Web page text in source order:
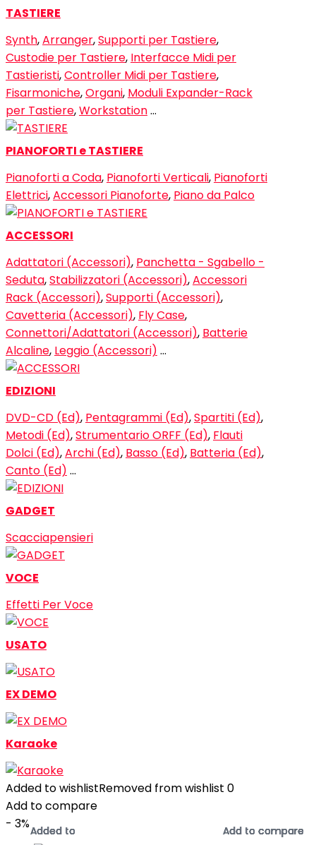
TASTIERE
Synth,Arranger,Supporti per Tastiere,
Custodie per Tastiere, Interfacce Midi per
Tastieristi,Controller Midi per Tastiere,
Fisarmoniche,Organi, Moduli Expander-Rack
per Tastiere,Workstation…
PIANOFORTI e TASTIERE
Pianoforti a Coda, Pianoforti Verticali, Pianoforti
Elettrici,Accessori Pianoforte, Piano da Palco
ACCESSORI
Adattatori (Accessori), Panchetta - Sgabello -
Seduta,Stabilizzatori (Accessori),Accessori
Rack (Accessori),Supporti (Accessori),
Cavetteria (Accessori), Fly Case,
Connettori/Adattatori (Accessori), Batterie
Alcaline, Leggio (Accessori) …
EDIZIONI
DVD-CD (Ed), Pentagrammi (Ed),Spartiti (Ed),
Metodi (Ed),Strumentario ORFF (Ed), Flauti
Dolci (Ed),Archi (Ed), Basso (Ed), Batteria (Ed),
Canto (Ed) …
GADGET
Scacciapensieri
VOCE
Effetti Per Voce
USATO
EX DEMO
Karaoke
Added to wishlistRemoved from wishlist 0
Add to compare
- 3%Added to Add to compare
Added to Add to compare
Added to Add to compare
Added to Add to compare
Added to Add to compare
Added to Add to compare
Added to Add to compare
Added to Add to compare